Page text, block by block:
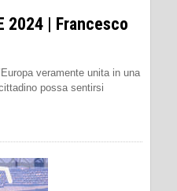
2024 | Francesco
veramente unita in una
possa sentirsi